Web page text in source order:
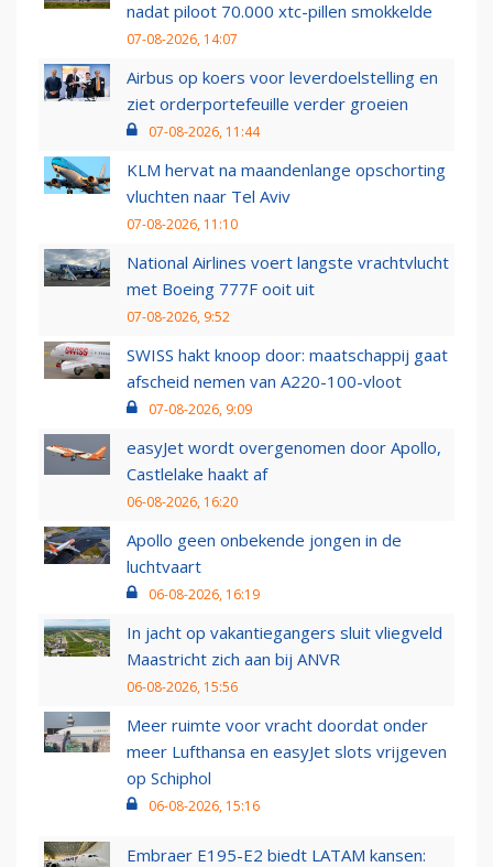
nadat piloot 70.000 xtc-pillen smokkelde
07-08-2026, 14:07
Airbus op koers voor leverdoelstelling en
ziet orderportefeuille verder groeien
07-08-2026, 11:44
KLM hervat na maandenlange opschorting
vluchten naar Tel Aviv
07-08-2026, 11:10
National Airlines voert langste vrachtvlucht
met Boeing 777F ooit uit
07-08-2026, 9:52
SWISS hakt knoop door: maatschappij gaat
afscheid nemen van A220-100-vloot
07-08-2026, 9:09
easyJet wordt overgenomen door Apollo,
Castlelake haakt af
06-08-2026, 16:20
Apollo geen onbekende jongen in de
luchtvaart
06-08-2026, 16:19
In jacht op vakantiegangers sluit vliegveld
Maastricht zich aan bij ANVR
06-08-2026, 15:56
Meer ruimte voor vracht doordat onder
meer Lufthansa en easyJet slots vrijgeven
op Schiphol
06-08-2026, 15:16
Embraer E195-E2 biedt LATAM kansen: